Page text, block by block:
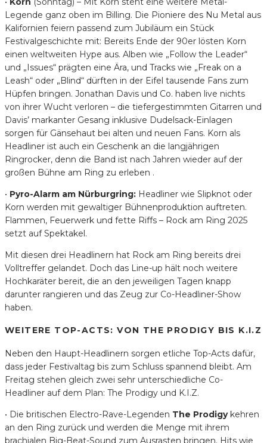
Legende ganz oben im Billing. Die Pioniere des Nu Metal aus
Kalifornien feiern passend zum Jubiläum ein Stück
Festivalgeschichte mit: Bereits Ende der 90er lösten Korn
einen weltweiten Hype aus. Alben wie „Follow the Leader“
und „Issues“ prägten eine Ära, und Tracks wie „Freak on a
Leash“ oder „Blind“ dürften in der Eifel tausende Fans zum
Hüpfen bringen. Jonathan Davis und Co. haben live nichts
von ihrer Wucht verloren – die tiefergestimmten Gitarren und
Davis’ markanter Gesang inklusive Dudelsack-Einlagen
sorgen für Gänsehaut bei alten und neuen Fans. Korn als
Headliner ist auch ein Geschenk an die langjährigen
Ringrocker, denn die Band ist nach Jahren wieder auf der
großen Bühne am Ring zu erleben .
• Pyro-Alarm am Nürburgring: Headliner wie Slipknot oder
Korn werden mit gewaltiger Bühnenproduktion auftreten.
Flammen, Feuerwerk und fette Riffs – Rock am Ring 2025
setzt auf Spektakel.
Mit diesen drei Headlinern hat Rock am Ring bereits drei
Volltreffer gelandet. Doch das Line-up hält noch weitere
Hochkaräter bereit, die an den jeweiligen Tagen knapp
darunter rangieren und das Zeug zur Co-Headliner-Show
haben.
WEITERE TOP-ACTS: VON THE PRODIGY BIS K.I.Z
Neben den Haupt-Headlinern sorgen etliche Top-Acts dafür,
dass jeder Festivaltag bis zum Schluss spannend bleibt. Am
Freitag stehen gleich zwei sehr unterschiedliche Co-
Headliner auf dem Plan: The Prodigy und K.I.Z.
• Die britischen Electro-Rave-Legenden The Prodigykehren
an den Ring zurück und werden die Menge mit ihrem
brachialen Big-Beat-Sound zum Ausrasten bringen. Hits wie